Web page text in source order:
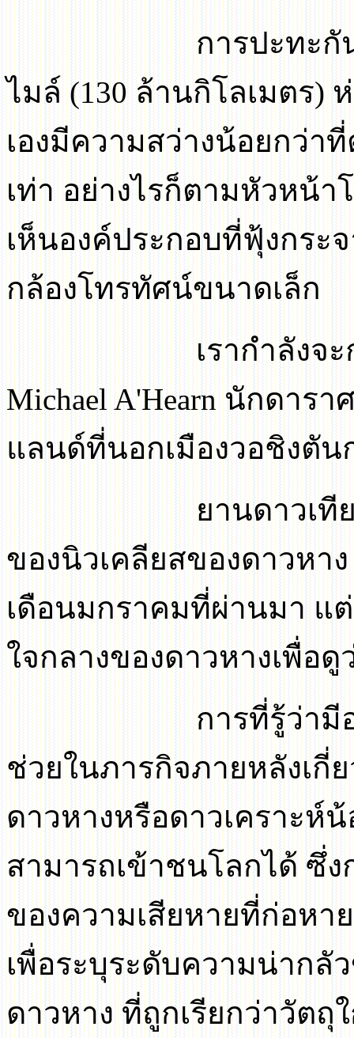
การปะทะ
ไมล์ (130 ล้านกิโลเมตร)
เองมีความสว่างน้อยกว่า
เท่า อย่างไรก็ตามหัวหน้า
เห็นองค์ประกอบที่ฟุ้งกระ
กล้องโทรทัศน์ขนาดเล็ก
เรากำลังจ
Michael A'Hearnนักดารา
แลนด์ที่นอกเมืองวอชิงตัน
ยานดาวเที
ของนิวเคลียสของดาวหาง
เดือนมกราคมที่ผ่านมา แ
ใจกลางของดาวหางเพื่อ
การที่รู้ว่ามี
ช่วยในภารกิจภายหลังเกี่
ดาวหางหรือดาวเคราะห์
สามารถเข้าชนโลกได้ ซึ่
ของความเสียหายที่ก่อหา
เพื่อระบุระดับความน่ากลั
ดาวหาง ที่ถูกเรียกว่าวัต